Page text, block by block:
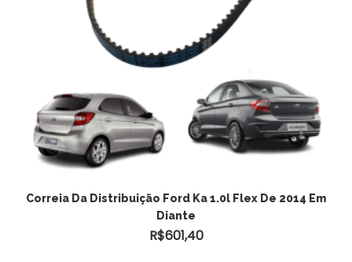
ADICIONAR AO CARRINHO
Correia Da Distribuição Ford Ka 1.0l Flex De 2014 Em
Diante
R$601,40